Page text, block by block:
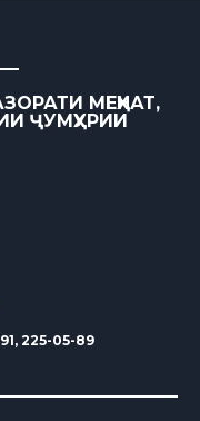
МЕҲНАТ,
ҶУМҲУРИИ
225-05-89